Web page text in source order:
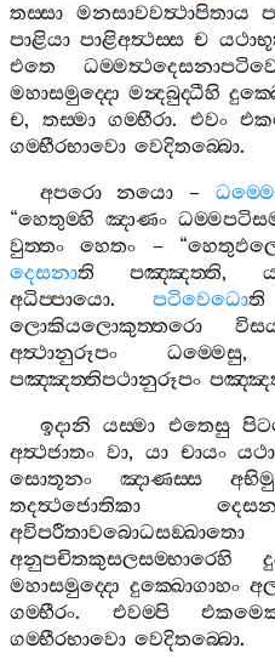
තස‍්සා මනසාවවත්‍ථාපිතාය
පාළියා පාළිඅත්‍ථස‍්ස ච
එතෙ
මහාසමුද‍්දො මන්‍දබුද‍්ධීහි
ච, තස‍්මා ගම‍්භීරා. එවං
ගම‍්භීරභාවො වෙදිතබ‍්බො.
අපරො
නයො –
“හෙතුම‍්හි ඤාණං
වුත‍්තං
හෙතං – “
දෙසනාති පඤ‍්ඤත‍්ති,
අධිප‍්පායො. පටිවෙධොති
ලොකියලොකුත‍්තරො
අත්‍ථානුරූපං
ධම‍්මෙසු
පඤ‍්ඤත‍්තිපථානුරූපං
ඉදානි යස‍්මා එතෙසු
අත්‍ථජාතං වා, යා චායං යථා
සොතූනං
ඤාණස‍්ස
තදත්‍ථජොතිකා
අවිපරීතාවබොධසඞ‍්ඛාතො
අනුපචිතකුසලසම‍්භාරෙහි
මහාසමුද‍්දො දුක‍්ඛොගාහං
ගම‍්භීරං. එවම‍්පි
ගම‍්භීරභාවො වෙදිතබ‍්බො.